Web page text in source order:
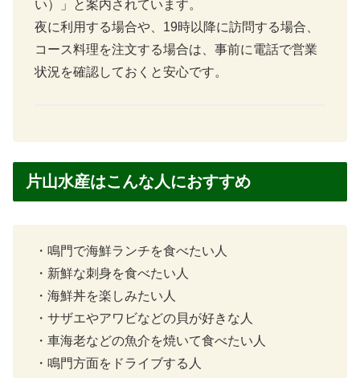
い）」と案内されています。
夜に利用する場合や、19時以降に訪問する場合、
コース料理を注文する場合は、事前に電話で営業
状況を確認しておくと安心です。
片山水産はこんな人におすすめ
・鳴門で海鮮ランチを食べたい人
・新鮮な刺身を食べたい人
・海鮮丼を楽しみたい人
・サザエやアワビなどの貝が好きな人
・車海老などの魚介を焼いて食べたい人
・鳴門方面をドライブする人